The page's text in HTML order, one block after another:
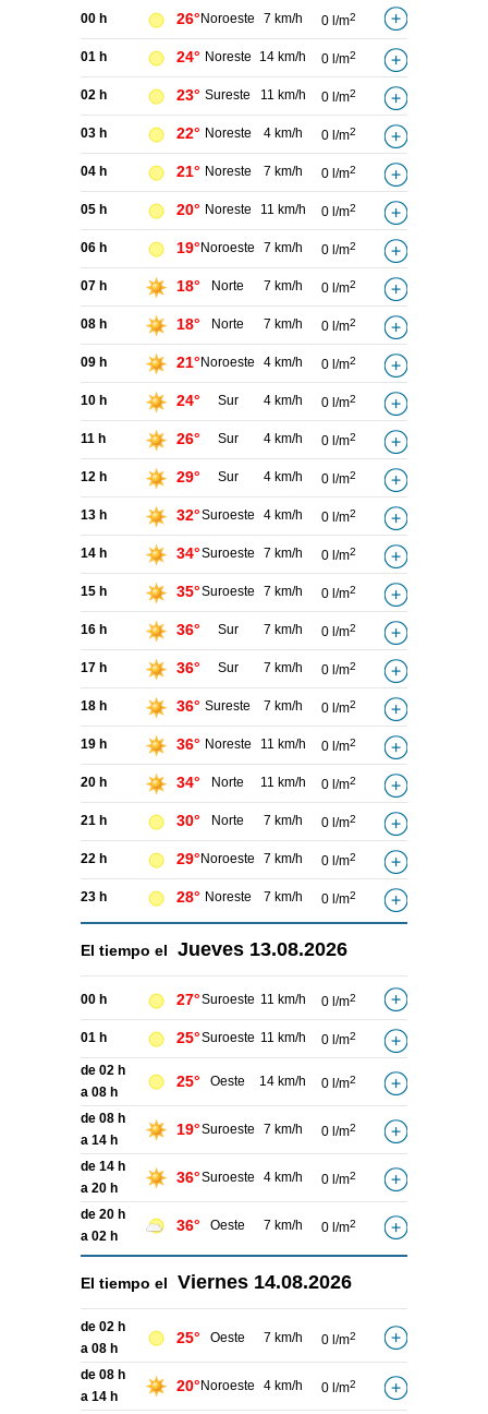
00 h 26° Noroeste 7 km/h 0 l/m2
01 h 24° Noreste 14 km/h 0 l/m2
02 h 23° Sureste 11 km/h 0 l/m2
03 h 22° Noreste 4 km/h 0 l/m2
04 h 21° Noreste 7 km/h 0 l/m2
05 h 20° Noreste 11 km/h 0 l/m2
06 h 19° Noroeste 7 km/h 0 l/m2
07 h 18° Norte 7 km/h 0 l/m2
08 h 18° Norte 7 km/h 0 l/m2
09 h 21° Noroeste 4 km/h 0 l/m2
10 h 24° Sur 4 km/h 0 l/m2
11 h 26° Sur 4 km/h 0 l/m2
12 h 29° Sur 4 km/h 0 l/m2
13 h 32°Suroeste 4 km/h 0 l/m2
14 h 34°Suroeste 7 km/h 0 l/m2
15 h 35°Suroeste 7 km/h 0 l/m2
16 h 36° Sur 7 km/h 0 l/m2
17 h 36° Sur 7 km/h 0 l/m2
18 h 36° Sureste 7 km/h 0 l/m2
19 h 36° Noreste 11 km/h 0 l/m2
20 h 34° Norte 11 km/h 0 l/m2
21 h 30° Norte 7 km/h 0 l/m2
22 h 29° Noroeste 7 km/h 0 l/m2
23 h 28° Noreste 7 km/h 0 l/m2
El tiempo el Jueves 13.08.2026
00 h 27°Suroeste 11 km/h 0 l/m2
01 h 25°Suroeste 11 km/h 0 l/m2
de 02 h
a 08 h
25° Oeste 14 km/h 0 l/m2
de 08 h
a 14 h
19°Suroeste 7 km/h 0 l/m2
de 14 h
a 20 h
36°Suroeste 4 km/h 0 l/m2
de 20 h
a 02 h
36° Oeste 7 km/h 0 l/m2
El tiempo el Viernes 14.08.2026
de 02 h
a 08 h
25° Oeste 7 km/h 0 l/m2
de 08 h
a 14 h
20° Noroeste 4 km/h 0 l/m2